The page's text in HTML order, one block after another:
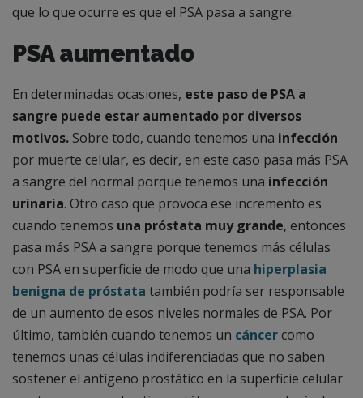
que lo que ocurre es que el PSA pasa a sangre.
PSA aumentado
En determinadas ocasiones, este paso de PSA a
sangre puede estar aumentado por diversos
motivos. Sobre todo, cuando tenemos una infección
por muerte celular, es decir, en este caso pasa más PSA
a sangre del normal porque tenemos una infección
urinaria. Otro caso que provoca ese incremento es
cuando tenemos una próstata muy grande, entonces
pasa más PSA a sangre porque tenemos más células
con PSA en superficie de modo que una hiperplasia
benigna de próstata también podría ser responsable
de un aumento de esos niveles normales de PSA. Por
último, también cuando tenemos un cáncercomo
tenemos unas células indiferenciadas que no saben
sostener el antígeno prostático en la superficie celular